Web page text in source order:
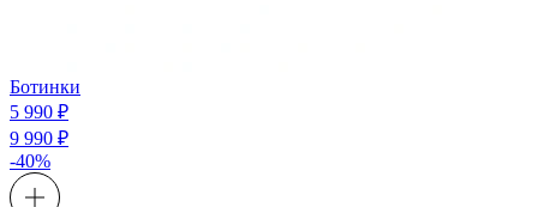
Ботинки
5 990 ₽
9 990 ₽
-40%